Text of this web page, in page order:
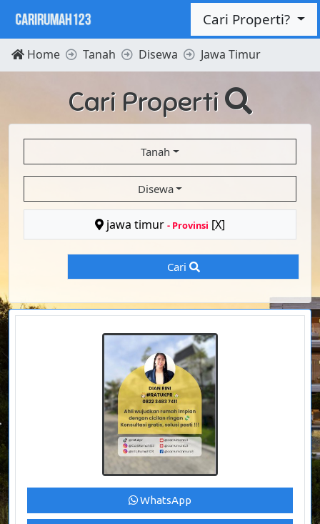
Cari Properti?
Home Tanah Disewa Jawa Timur
Cari Properti
Tanah
Disewa
jawa timur - Provinsi [X]
Cari
WhatsApp